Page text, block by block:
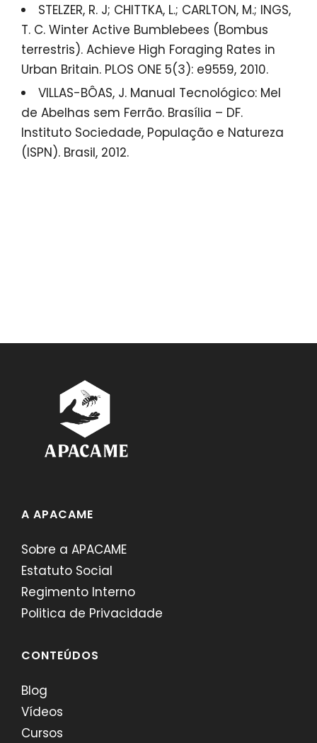
STELZER, R. J; CHITTKA, L.; CARLTON, M.; INGS,
T. C. Winter Active Bumblebees (Bombus
terrestris). Achieve High Foraging Rates in
Urban Britain. PLOS ONE 5(3): e9559, 2010.
VILLAS-BÔAS, J. Manual Tecnológico: Mel
de Abelhas sem Ferrão. Brasília – DF.
Instituto Sociedade, População e Natureza
(ISPN). Brasil, 2012.
A APACAME
Sobre a APACAME
Estatuto Social
Regimento Interno
Politica de Privacidade
CONTEÚDOS
Blog
Vídeos
Cursos